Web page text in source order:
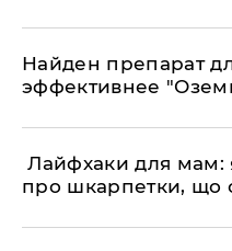
Найден препарат
эффективнее
Лайфхаки для мам:
про шкарпетки, що